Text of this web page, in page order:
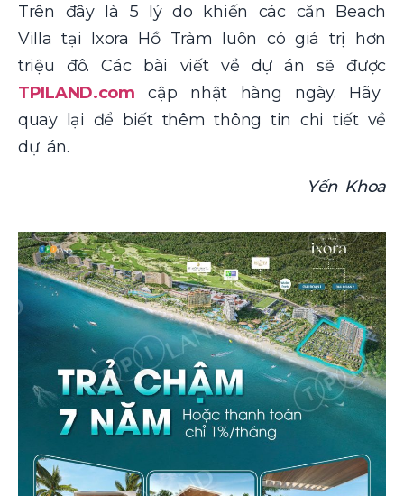
Trên đây là 5 lý do khiến các căn Beach
Villa tại Ixora Hồ Tràm luôn có giá trị hơn
triệu đô.Các bài viết về dự án sẽ được
TPILAND.com cập nhật hàng ngày. Hãy
quay lại để biết thêm thông tin chi tiết về
dự án.
Yến Khoa